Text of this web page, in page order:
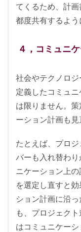
てくるため、計
都度共有するよう
４，コミュニ
社会やテクノロ
定義したコミュ
は限りません。
ーション計画も見
たとえば、プロ
バーも入れ替わ
ニケーション上
を選定し直すと
ション計画に沿
も、プロジェク
はコミュニケー